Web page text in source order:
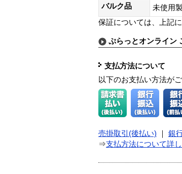
バルク品
未使用
保証については、上記
ぷらっとオンライン
支払方法について
以下のお支払い方法が
売掛取引(後払い) 銀
⇒支払方法について詳